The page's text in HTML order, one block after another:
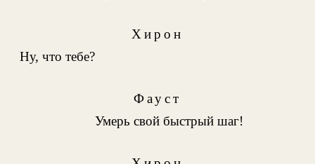
Хирон
Ну, что тебе?
Фауст
Умерь свой быстрый шаг!